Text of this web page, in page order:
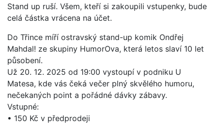
Stand up ruší. Všem, kteří si zakoupili vstupenky, bude
celá částka vrácena na účet.
Do Třince míří ostravský stand-up komik Ondřej
Mahdal! ze skupiny HumorOva, která letos slaví 10 let
působení.
Už 20. 12. 2025 od 19:00 vystoupí v podniku U
Matesa, kde vás čeká večer plný skvělého humoru,
nečekaných point a pořádné dávky zábavy.
Vstupné:
• 150 Kč v předprodeji